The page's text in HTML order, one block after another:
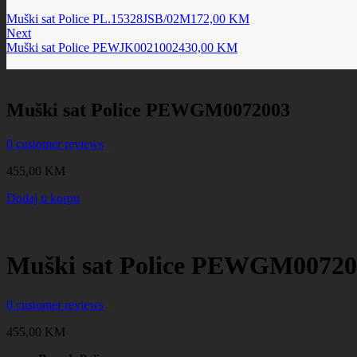
Muški sat Police PL.15328JSB/02M172,00 KM
Next
Muški sat Police PEWJK0021002430,00 KM
Muški sat Police PEWGM0072003
0 customer reviews
455,00 KM
Dodaj u korpu
Muški sat Police
0 customer reviews
455,00 KM